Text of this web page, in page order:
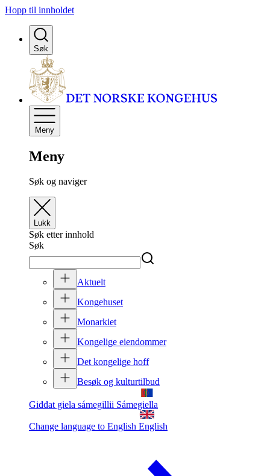
Hopp til innholdet
Søk
Meny
Meny
Søk og naviger
Lukk
Søk etter innhold
Søk
Aktuelt
Kongehuset
Monarkiet
Kongelige eiendommer
Det kongelige hoff
Besøk og kulturtilbud
Giđđat giela sámegillii Sámegiella
Change language to English English